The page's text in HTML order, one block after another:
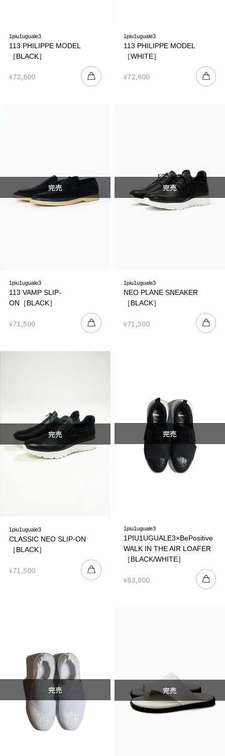
1piu1uguale3
113 PHILIPPE MODEL
［BLACK］
¥72,600
1piu1uguale3
113 PHILIPPE MODEL
［WHITE］
¥72,600
1piu1uguale3
113 VAMP SLIP-
ON［BLACK］
¥71,500
1piu1uguale3
NEO PLANE SNEAKER
［BLACK］
¥71,500
1piu1uguale3
CLASSIC NEO SLIP-ON
［BLACK］
¥71,500
1piu1uguale3
1PIU1UGUALE3×BePositive
WALK IN THE AIR LOAFER
［BLACK/WHITE］
¥63,800